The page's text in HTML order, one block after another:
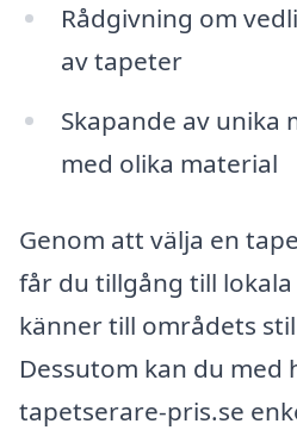
Rådgivning om
av tapeter
Skapande av unika
med olika material
Genom att välja en
får du tillgång till
känner till områdets
Dessutom kan du med
tapetserare-pris.se